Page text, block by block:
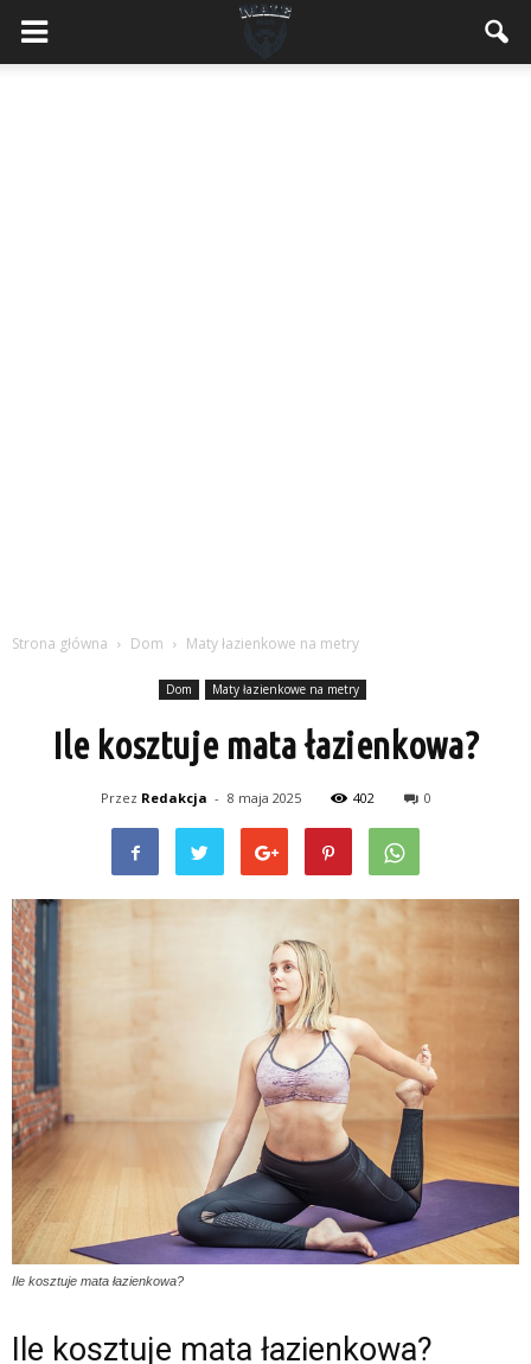
MaleMEN.pl
Strona główna Dom Maty łazienkowe na metry
Dom Maty łazienkowe na metry
Ile kosztuje mata łazienkowa?
Przez Redakcja - 8 maja 2025 402 0
Ile kosztuje mata łazienkowa?
Ile kosztuje mata łazienkowa?